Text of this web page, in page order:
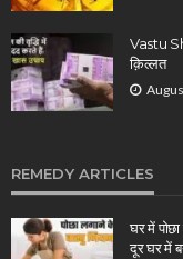
Vastu
क़िल्लत
REMEDY ARTICLES
घर में
दूर घर में